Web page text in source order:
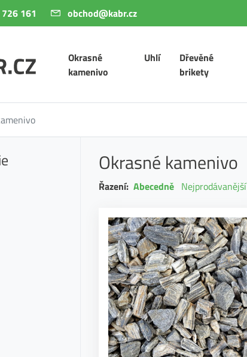
161 obchod@kabr.cz
Okrasné
kamenivo
Uhlí
Dřevěné
brikety
Okrasné kamenivo
Řazení: Abecedně Nejprodávanější